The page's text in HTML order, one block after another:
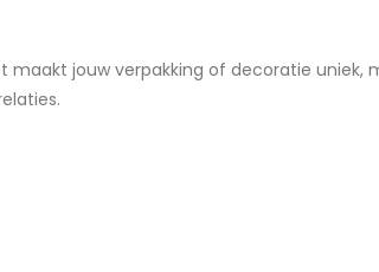
jouw verpakking of decoratie uniek,